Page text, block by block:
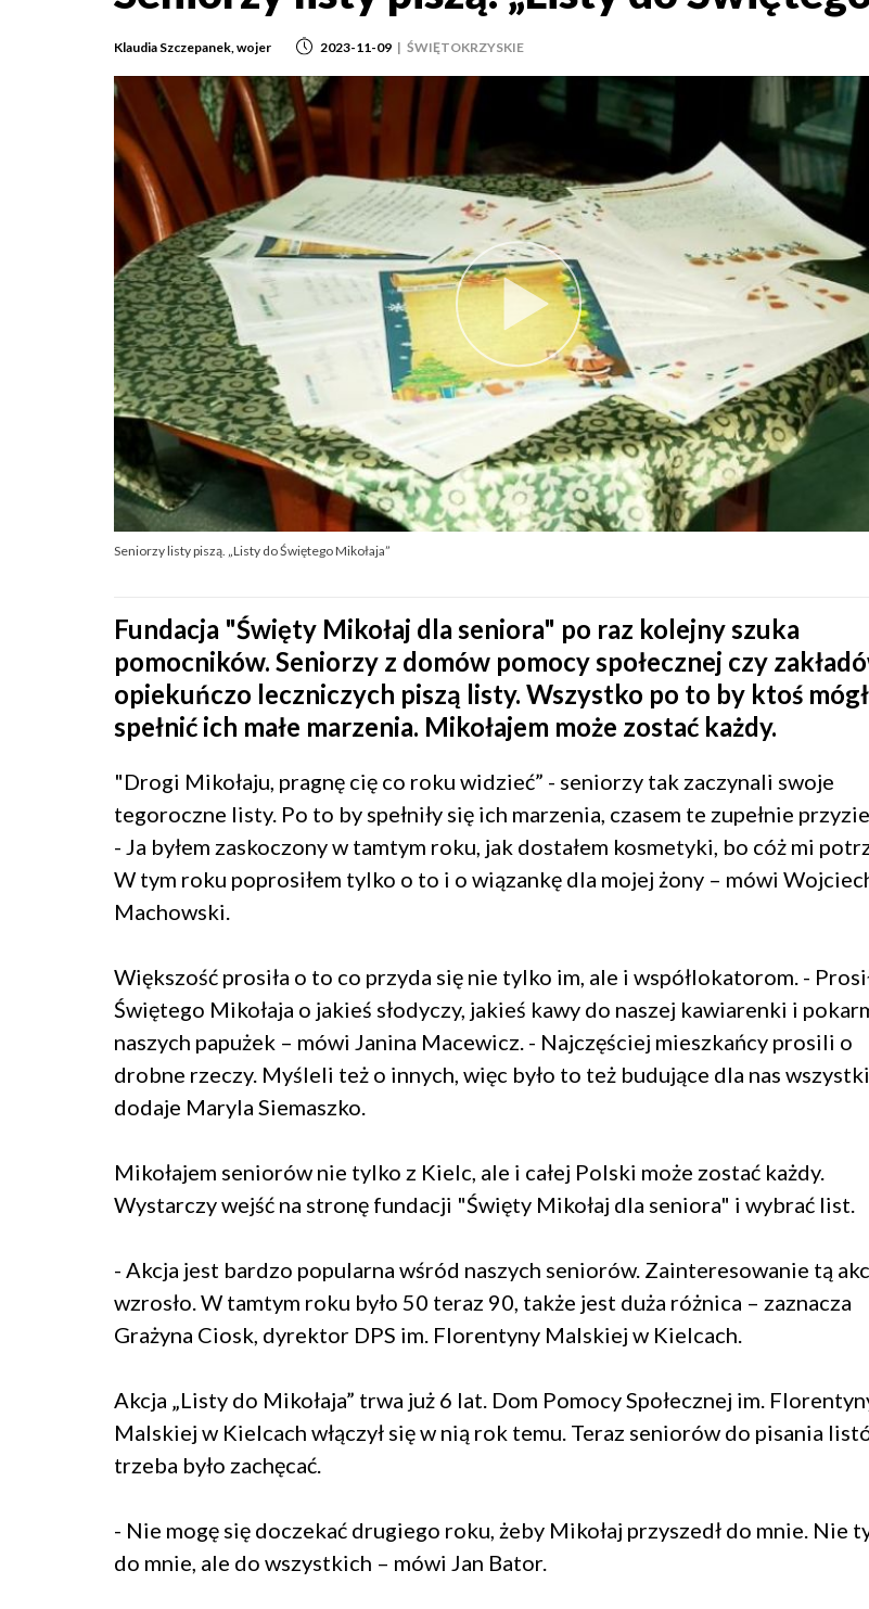
Klaudia Szczepanek, wojer 2023-11-09 | ŚWIĘTOKRZYSKIE
Seniorzy listy piszą. „Listy do Świętego Mikołaja”
Fundacja "Święty Mikołaj dla seniora" po raz kolejny szuka
pomocników. Seniorzy z domów pomocy społecznej czy
opiekuńczo leczniczych piszą listy. Wszystko po to by ktoś mógł
spełnić ich małe marzenia. Mikołajem może zostać każdy.
"Drogi Mikołaju, pragnę cię co roku widzieć” - seniorzy tak zaczynali swoje
tegoroczne listy. Po to by spełniły się ich marzenia, czasem te zupełnie
- Ja byłem zaskoczony w tamtym roku, jak dostałem kosmetyki, bo cóż mi
W tym roku poprosiłem tylko o to i o wiązankę dla mojej żony – mówi
Machowski.
Większość prosiła o to co przyda się nie tylko im, ale i współlokatorom. -
Świętego Mikołaja o jakieś słodyczy, jakieś kawy do naszej kawiarenki i
naszych papużek – mówi Janina Macewicz. - Najczęściej mieszkańcy prosili o
drobne rzeczy. Myśleli też o innych, więc było to też budujące dla nas
dodaje Maryla Siemaszko.
Mikołajem seniorów nie tylko z Kielc, ale i całej Polski może zostać każdy.
Wystarczy wejść na stronę fundacji "Święty Mikołaj dla seniora" i wybrać list.
- Akcja jest bardzo popularna wśród naszych seniorów. Zainteresowanie tą
wzrosło. W tamtym roku było 50 teraz 90, także jest duża różnica – zaznacza
Grażyna Ciosk, dyrektor DPS im. Florentyny Malskiej w Kielcach.
Akcja „Listy do Mikołaja” trwa już 6 lat. Dom Pomocy Społecznej im.
Malskiej w Kielcach włączył się w nią rok temu. Teraz seniorów do pisania
trzeba było zachęcać.
- Nie mogę się doczekać drugiego roku, żeby Mikołaj przyszedł do mnie. Nie
do mnie, ale do wszystkich – mówi Jan Bator.